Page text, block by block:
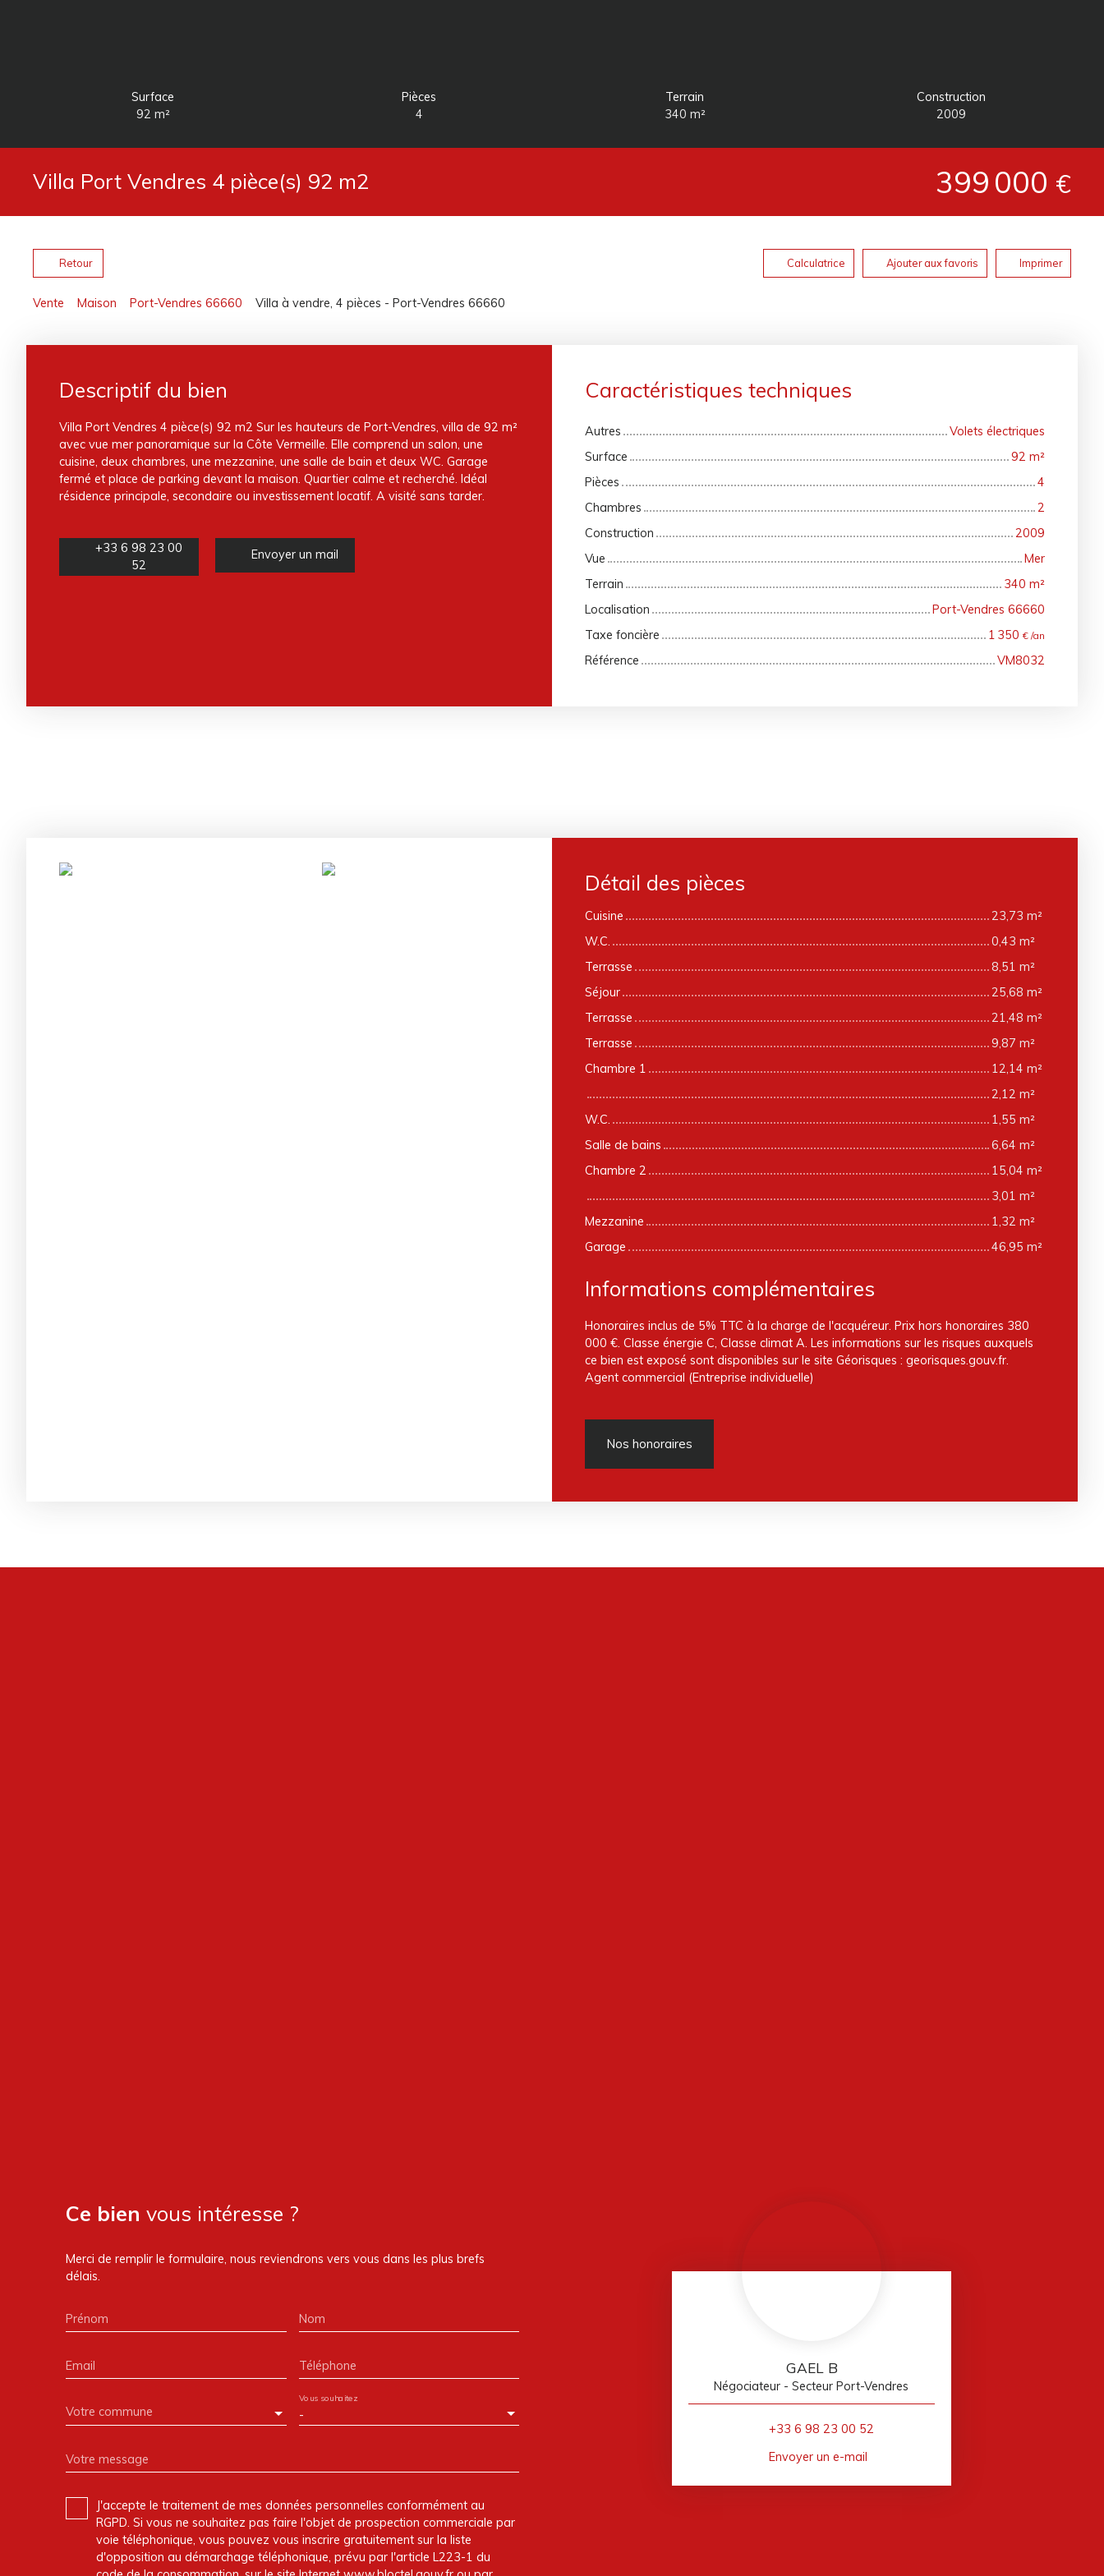
Surface
92 m²
Pièces
4
Terrain
340 m²
Construction
2009
Villa Port Vendres 4 pièce(s) 92 m2 399 000 €
Retour Calculatrice Ajouter aux favoris Imprimer
Vente Maison Port-Vendres 66660 Villa à vendre, 4 pièces - Port-Vendres 66660
Descriptif du bien
Villa Port Vendres 4 pièce(s) 92 m2 Sur les hauteurs de Port-Vendres, villa de 92 m²
avec vue mer panoramique sur la Côte Vermeille. Elle comprend un salon, une
cuisine, deux chambres, une mezzanine, une salle de bain et deux WC. Garage
fermé et place de parking devant la maison. Quartier calme et recherché. Idéal
résidence principale, secondaire ou investissement locatif. A visité sans tarder.
+33 6 98 23 00
52
Envoyer un mail
Caractéristiques techniques
Autres
Volets électriques
Surface
92 m²
Pièces
4
Chambres
2
Construction
2009
Vue
Mer
Terrain
340 m²
Localisation
Port-Vendres 66660
Taxe foncière
1 350€ /an
Référence VM8032
Détail des pièces
Cuisine
23,73 m²
W.C.
0,43 m²
Terrasse
8,51 m²
Séjour
25,68 m²
Terrasse
21,48 m²
Terrasse
9,87 m²
Chambre 1
12,14 m²
2,12 m²
W.C.
1,55 m²
Salle de bains
6,64 m²
Chambre 2
15,04 m²
3,01 m²
Mezzanine
1,32 m²
Garage
46,95 m²
Informations complémentaires
Honoraires inclus de 5% TTC à la charge de l'acquéreur. Prix hors honoraires 380
000 €. Classe énergie C, Classe climat A. Les informations sur les risques auxquels
ce bien est exposé sont disponibles sur le site Géorisques : georisques.gouv.fr.
Agent commercial (Entreprise individuelle)
Nos honoraires
Ce bien vous intéresse ?
Merci de remplir le formulaire, nous reviendrons vers vous dans les plus brefs
délais.
Prénom Nom
Email Téléphone
Votre commune -
Vous souhaitez
Votre message
J'accepte le traitement de mes données personnelles conformément au
RGPD. Si vous ne souhaitez pas faire l'objet de prospection commerciale par
voie téléphonique, vous pouvez vous inscrire gratuitement sur la liste
d'opposition au démarchage téléphonique, prévu par l'article L223-1 du
GAEL B
Négociateur - Secteur Port-Vendres
+33 6 98 23 00 52
Envoyer un e-mail